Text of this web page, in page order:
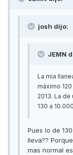
josh dijo:
JEMN
La mia
máximo
2013. La
130 a
Pues lo de
lleva??
mas normal